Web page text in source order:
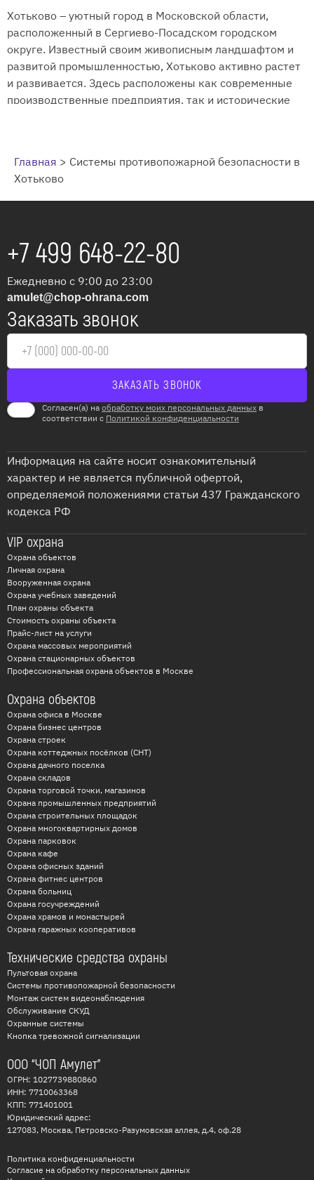
Хотьково – уютный город в Московской области,
расположенный в Сергиево-Посадском городском
округе. Известный своим живописным ландшафтом и
развитой промышленностью, Хотьково активно растет
и развивается. Здесь расположены как современные
производственные предприятия, так и исторические
количества объектов различного назначения, а также
плотность застройки, требуют надежных и
современных систем пожарной сигнализации и
зависеть жизнь и здоровье людей, а также сохранность
Комплексные решения в
области пожарной
безопасности для
Хотьково
ЧОП “Амулет” предлагает полный спектр услуг по
проектированию, монтажу, наладке и обслуживанию
Хотьковском районе. Мы понимаем, что каждый объект
уникален, поэтому разрабатываем индивидуальные
решения, соответствующие требованиям нормативных
документов и специфике вашего бизнеса или жилища.
Почему важно доверить монтаж
пожарной сигнализации
профессионалам?
Пожарная безопасность – это не просто формальность,
а жизненно важный аспект. Неправильно
установленная или настроенная система может не
сработать в критической ситуации, что приведет к
трагическим последствиям. Поэтому, доверять монтаж
пожарной сигнализации следует только
квалифицированным специалистам, обладающим
необходимыми знаниями, опытом и лицензиями.
Что мы предлагаем:
Проектирование систем пожарной сигнализации:
Наши специалисты проведут обследование
объекта, определят оптимальный тип системы,
разработают проектную документацию,
соответствующую всем требованиям пожарной
безопасности.
Монтаж пожарной сигнализации: Мы используем
только сертифицированное оборудование от
ведущих производителей, гарантирующее
надежность и долговечность системы. Монтаж
производится в строгом соответствии с проектной
документацией и нормативными требованиями.
Наладка и пуско-наладочные работы: После
монтажа системы проводится ее тщательная
настройка и тестирование, чтобы убедиться в ее
работоспособности и соответствии заданным
параметрам.
Техническое обслуживание: Регулярное
техническое обслуживание системы пожарной
сигнализации – залог ее надежной работы. Мы
предлагаем услуги по плановому техническому
работоспособности датчиков, блоков управления
и других компонентов системы.
Главная > Системы противопожарной безопасности в
Хотьково
+7 499 648-22-80
Ежедневно с 9:00 до 23:00
amulet@chop-ohrana.com
Заказать звонок
Согласен(а) на обработку моих персональных данных в
соответствии с Политикой конфиденциальности
Информация на сайте носит ознакомительный
характер и не является публичной офертой,
определяемой положениями статьи 437 Гражданского
кодекса РФ
VIP охрана
Охрана объектов
Личная охрана
Вооруженная охрана
Охрана учебных заведений
План охраны объекта
Стоимость охраны объекта
Прайс-лист на услуги
Охрана массовых мероприятий
Охрана стационарных объектов
Профессиональная охрана объектов в Москве
Охрана объектов
Охрана офиса в Москве
Охрана бизнес центров
Охрана строек
Охрана коттеджных посёлков (СНТ)
Охрана дачного поселка
Охрана складов
Охрана торговой точки, магазинов
Охрана промышленных предприятий
Охрана строительных площадок
Охрана многоквартирных домов
Охрана парковок
Охрана кафе
Охрана офисных зданий
Охрана фитнес центров
Охрана больниц
Охрана госучреждений
Охрана храмов и монастырей
Охрана гаражных кооперативов
Технические средства охраны
Пультовая охрана
Системы противопожарной безопасности
Монтаж систем видеонаблюдения
Обслуживание СКУД
Охранные системы
Кнопка тревожной сигнализации
ООО “ЧОП Амулет”
ОГРН: 1027739880860
ИНН: 7710063368
КПП: 771401001
Юридический адрес:
127083, Москва, Петровско-Разумовская аллея, д.4, оф.28
Политика конфиденциальности
Согласие на обработку персональных данных